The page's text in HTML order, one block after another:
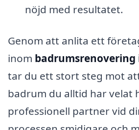
nöjd med resultatet.
Genom att anlita ett
inom badrumsrenovering
tar du ett stort steg mot
badrum du alltid har velat
professionell partner vid